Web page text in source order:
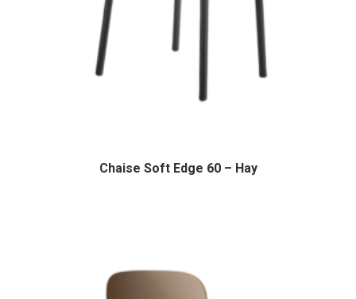
Chaise Soft Edge 60 – Hay